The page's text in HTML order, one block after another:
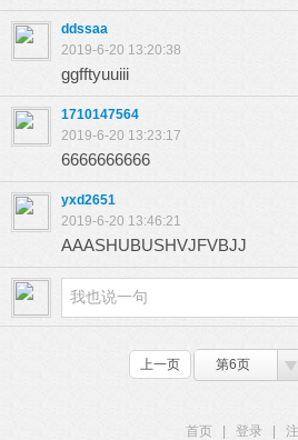
ddssaa
2019-6-20 13:20:38
ggfftyuuiii
1710147564
2019-6-20 13:23:17
6666666666
yxd2651
2019-6-20 13:46:21
AAASHUBUSHVJFVBJJ
上一页 第6页
首页 登录